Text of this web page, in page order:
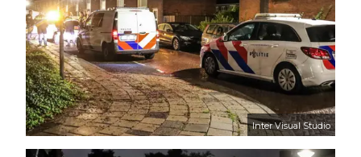
Inter Visual Studio